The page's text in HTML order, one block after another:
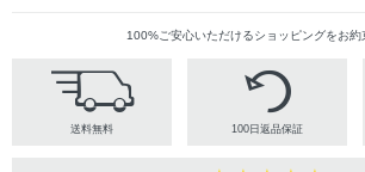
100%ご安心いただけるショッピングをお約
送料無料 100日返品保証